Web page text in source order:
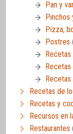
Pan y
Pinchos
Pizza,
Postres
Recetas
Recetas
Recetas de
Recetas y
Recursos en
Restaurantes